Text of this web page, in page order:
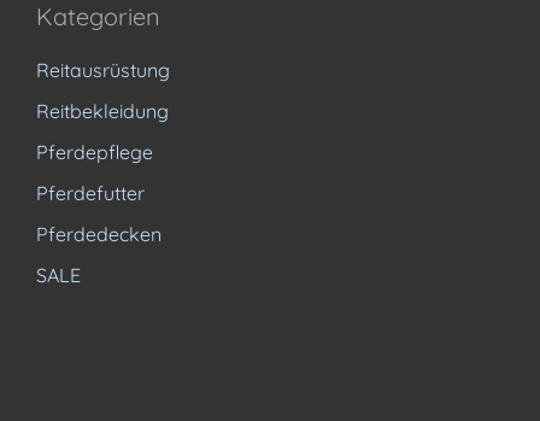
Kategorien
Reitausrüstung
Reitbekleidung
Pferdepflege
Pferdefutter
Pferdedecken
SALE